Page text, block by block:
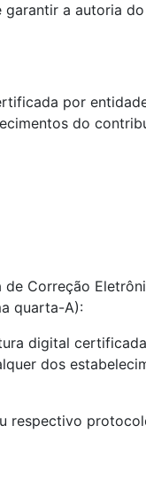
garantir a autoria
por
do
Correção
quarta-A):
digital
dos
respectivo